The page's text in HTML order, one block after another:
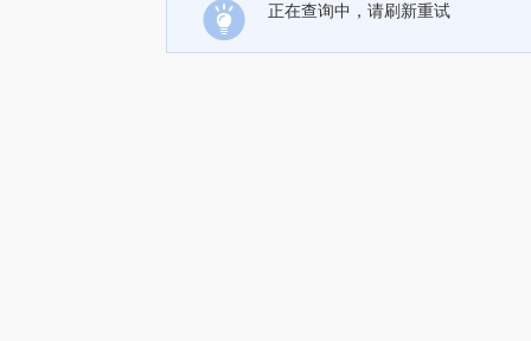
正在查询中，请刷新重试